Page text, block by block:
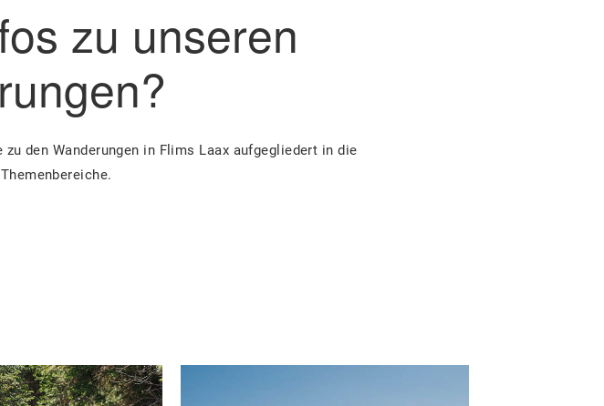
zu unseren
den Wanderungen in Flims Laax aufgegliedert in die